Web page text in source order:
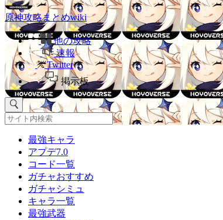
原神攻略まとめwiki
他の攻略
速報
Twitter
掲示板
最強キャラ
アプデ7.0
コード一覧
ガチャおすすめ
ガチャシミュ
キャラ一覧
最強武器